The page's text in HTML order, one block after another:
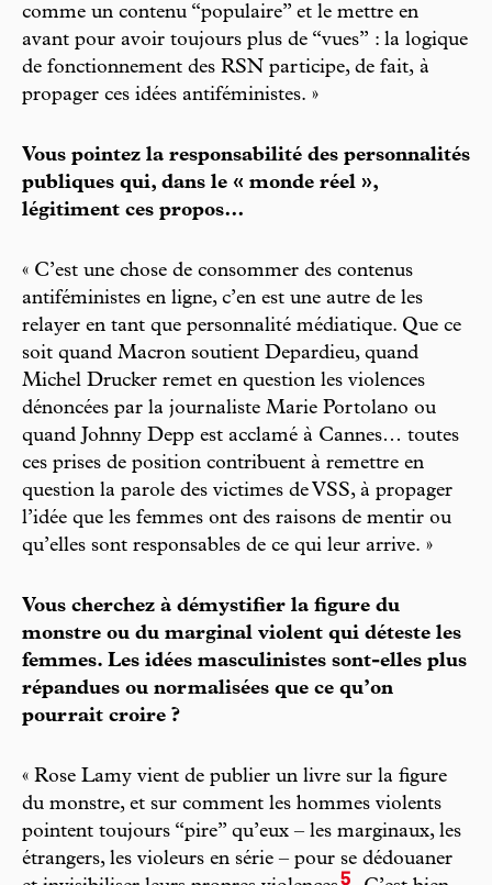
comme un contenu “populaire” et le mettre en
avant pour avoir toujours plus de “vues” : la logique
de fonctionnement des RSN participe, de fait, à
propager ces idées antiféministes. »
Vous pointez la responsabilité des personnalités
publiques qui, dans le « monde réel »,
légitiment ces propos…
« C’est une chose de consommer des contenus
antiféministes en ligne, c’en est une autre de les
relayer en tant que personnalité médiatique. Que ce
soit quand Macron soutient Depardieu, quand
Michel Drucker remet en question les violences
dénoncées par la journaliste Marie Portolano ou
quand Johnny Depp est acclamé à Cannes… toutes
ces prises de position contribuent à remettre en
question la parole des victimes de VSS, à propager
l’idée que les femmes ont des raisons de mentir ou
qu’elles sont responsables de ce qui leur arrive. »
Vous cherchez à démystifier la figure du
monstre ou du marginal violent qui déteste les
femmes. Les idées masculinistes sont-elles plus
répandues ou normalisées que ce qu’on
pourrait croire ?
« Rose Lamy vient de publier un livre sur la figure
du monstre, et sur comment les hommes violents
pointent toujours “pire” qu’eux – les marginaux, les
étrangers, les violeurs en série – pour se dédouaner
5